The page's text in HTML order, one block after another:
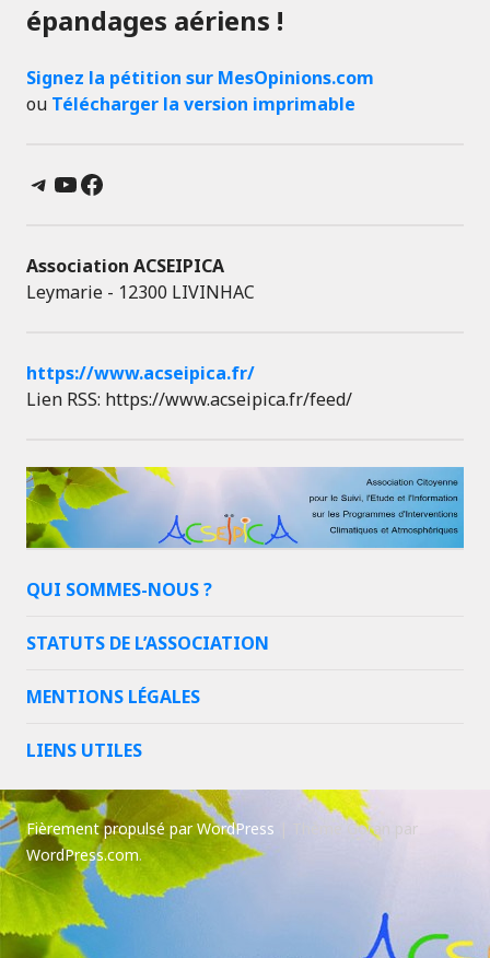
épandages aériens !
Signez la pétition sur MesOpinions.com
ou Télécharger la version imprimable
Telegram
YouTube
Facebook
Association ACSEIPICA
Leymarie - 12300 LIVINHAC
https://www.acseipica.fr/
Lien RSS: https://www.acseipica.fr/feed/
QUI SOMMES-NOUS ?
STATUTS DE L’ASSOCIATION
MENTIONS LÉGALES
LIENS UTILES
Fièrement propulsé par WordPress
Thème Goran par
WordPress.com.